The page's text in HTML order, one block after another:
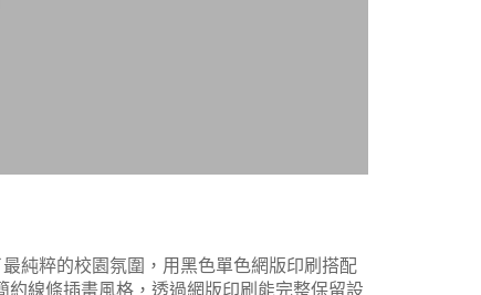
純粹的校園氛圍，用黑色單色網版印刷搭配
線條插畫風格，透過網版印刷能完整保留設